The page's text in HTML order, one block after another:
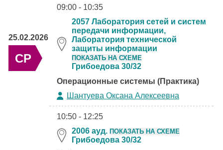
25.02.2026
СР
09:00 - 10:35
2057 Лаборатория сетей и систем
передачи информации,
Лаборатория технической
защиты информации
ПОКАЗАТЬ НА СХЕМЕ
Грибоедова 30/32
Операционные системы (Практика)
Шантуева Оксана Алексеевна
10:50 - 12:25
2006 ауд. ПОКАЗАТЬ НА СХЕМЕ
Грибоедова 30/32